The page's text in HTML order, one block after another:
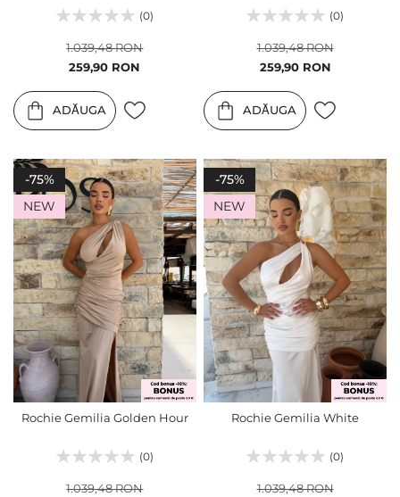
(0)
Pret
259,90 RON
1.039,48 RON
ADĂUGA
(0)
Pret
259,90 RON
1.039,48 RON
ADĂUGA
-75%
NEW
Rochie Gemilia Golden Hour
(0)
1.039,48 RON
-75%
NEW
Rochie Gemilia White
(0)
1.039,48 RON